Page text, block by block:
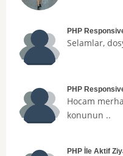
PHP
Selamlar,
PHP
Hocam
konunun ..
PHP İle Aktif